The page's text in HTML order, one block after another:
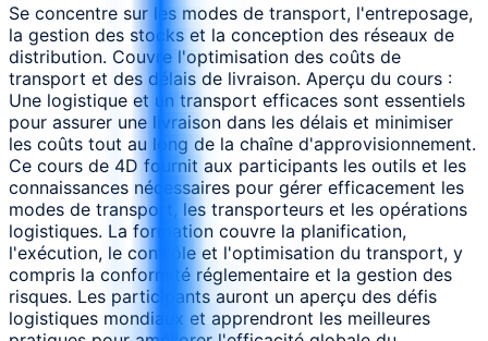
Se concentre sur les modes de transport, l'entreposage,
la gestion des stocks et la conception des réseaux de
distribution. Couvre l'optimisation des coûts de
transport et des délais de livraison. Aperçu du cours :
Une logistique et un transport efficaces sont essentiels
pour assurer une livraison dans les délais et minimiser
les coûts tout au long de la chaîne d'approvisionnement.
Ce cours de 4D fournit aux participants les outils et les
connaissances nécessaires pour gérer efficacement les
modes de transport, les transporteurs et les opérations
logistiques. La formation couvre la planification,
l'exécution, le contrôle et l'optimisation du transport, y
compris la conformité réglementaire et la gestion des
risques. Les participants auront un aperçu des défis
logistiques mondiaux et apprendront les meilleures